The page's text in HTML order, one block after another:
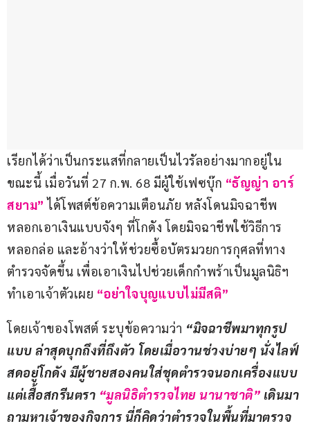
เรียกได้ว่าเป็นกระแสที่กลายเป็นไวรัลอย่างมากอยู่ใน
ขณะนี้ เมื่อวันที่ 27 ก.พ. 68 มีผู้ใช้เฟซบุ๊ก “ธัญญ่า อาร์
สยาม” ได้โพสต์ข้อความเตือนภัย หลังโดนมิจฉาชีพ
หลอกเอาเงินแบบจังๆ ที่โกดัง โดยมิจฉาชีพใช้วิธีการ
หลอกล่อ และอ้างว่าให้ช่วยซื้อบัตรมวยการกุศลที่ทาง
ตำรวจจัดขึ้น เพื่อเอาเงินไปช่วยเด็กกำพร้าเป็นมูลนิธิฯ
ทำเอาเจ้าตัวเผย “อย่าใจบุญแบบไม่มีสติ”
โดยเจ้าของโพสต์ ระบุข้อความว่า “มิจฉาชีพมาทุกรูป
แบบ ล่าสุดบุกถึงที่ถึงตัว โดยเมื่อวานช่วงบ่ายๆ นั่งไลฟ์
สดอยู่โกดัง มีผู้ชายสองคนใส่ชุดตำรวจนอกเครื่องแบบ
แต่เสื้อสกรีนตรา “มูลนิธิตำรวจไทย นานาชาติ” เดินมา
ถามหาเจ้าของกิจการ นี่ก็คิดว่าตำรวจในพื้นที่มาตรวจ